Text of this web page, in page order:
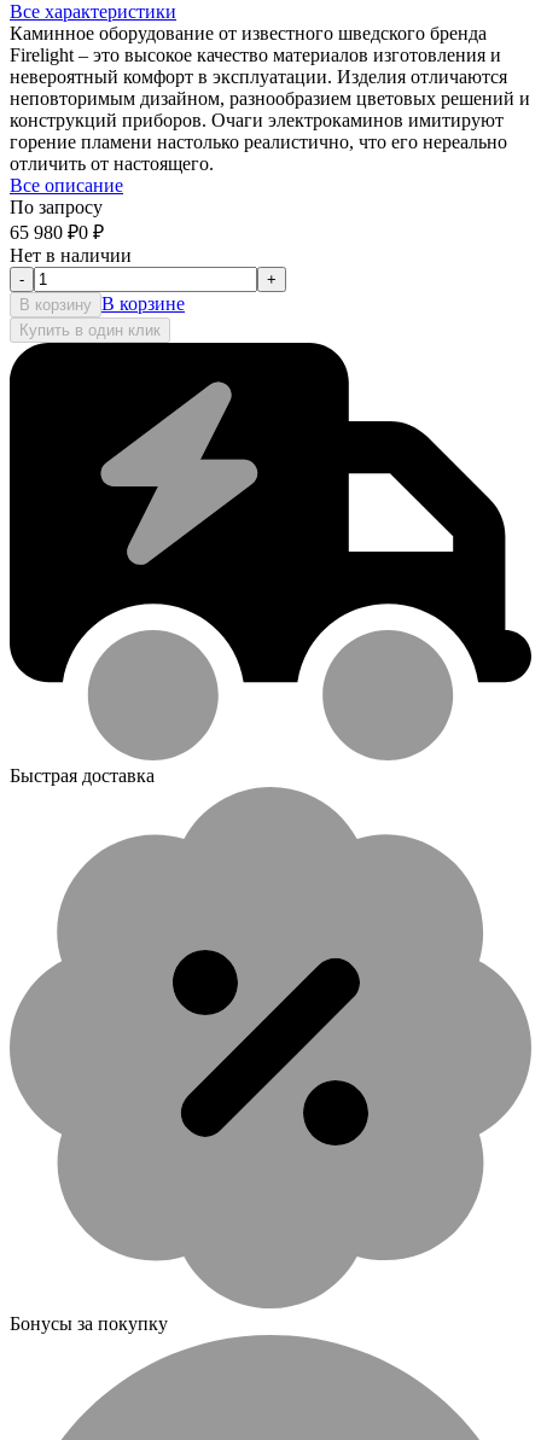
Все характеристики
Каминное оборудование от известного шведского бренда
Firelight – это высокое качество материалов изготовления и
невероятный комфорт в эксплуатации. Изделия отличаются
неповторимым дизайном, разнообразием цветовых решений и
конструкций приборов. Очаги электрокаминов имитируют
горение пламени настолько реалистично, что его нереально
отличить от настоящего.
Все описание
По запросу
65 980 ₽0 ₽
Нет в наличии
-
+
В корзину В корзине
Купить в один клик
Быстрая доставка
Бонусы за покупку